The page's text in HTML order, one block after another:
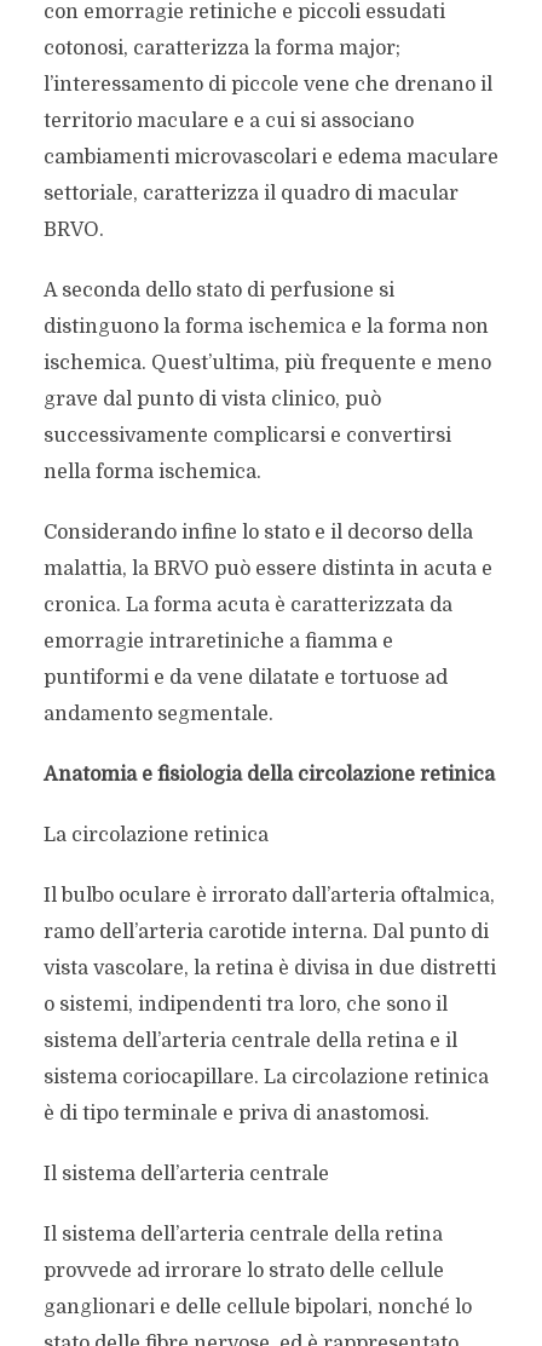
con emorragie retiniche e piccoli essudati
cotonosi, caratterizza la forma major;
l’interessamento di piccole vene che drenano il
territorio maculare e a cui si associano
cambiamenti microvascolari e edema maculare
settoriale, caratterizza il quadro di macular
BRVO.
A seconda dello stato di perfusione si
distinguono la forma ischemica e la forma non
ischemica. Quest’ultima, più frequente e meno
grave dal punto di vista clinico, può
successivamente complicarsi e convertirsi
nella forma ischemica.
Considerando infine lo stato e il decorso della
malattia, la BRVO può essere distinta in acuta e
cronica. La forma acuta è caratterizzata da
emorragie intraretiniche a fiamma e
puntiformi e da vene dilatate e tortuose ad
andamento segmentale.
Anatomia e fisiologia della circolazione retinica
La circolazione retinica
Il bulbo oculare è irrorato dall’arteria oftalmica,
ramo dell’arteria carotide interna. Dal punto di
vista vascolare, la retina è divisa in due distretti
o sistemi, indipendenti tra loro, che sono il
sistema dell’arteria centrale della retina e il
sistema coriocapillare. La circolazione retinica
è di tipo terminale e priva di anastomosi.
Il sistema dell’arteria centrale
Il sistema dell’arteria centrale della retina
provvede ad irrorare lo strato delle cellule
ganglionari e delle cellule bipolari, nonché lo